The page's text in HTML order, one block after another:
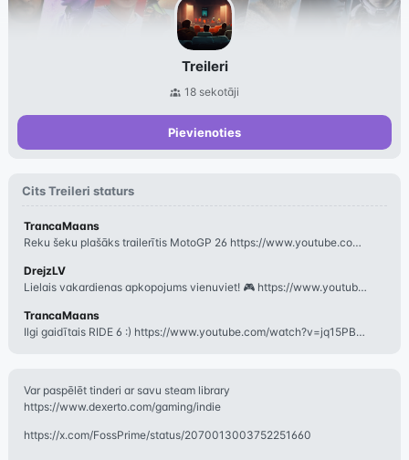
Treileri
18 sekotāji
Pievienoties
CitsTreileri staturs
TrancaMaans
Reku šeku plašāks trailerītis MotoGP 26 https://www.youtube.com/watch?v=64KH3RMS
DrejzLV
Lielais vakardienas apkopojums vienuviet! 🎮 https://www.youtube.com/watch?v=vMa
TrancaMaans
Ilgi gaidītais RIDE 6 :) https://www.youtube.com/watch?v=jq15PBniHL8
Var paspēlēt tinderi ar savu steam library
https://www.dexerto.com/gaming/indie
https://x.com/FossPrime/status/2070013003752251660